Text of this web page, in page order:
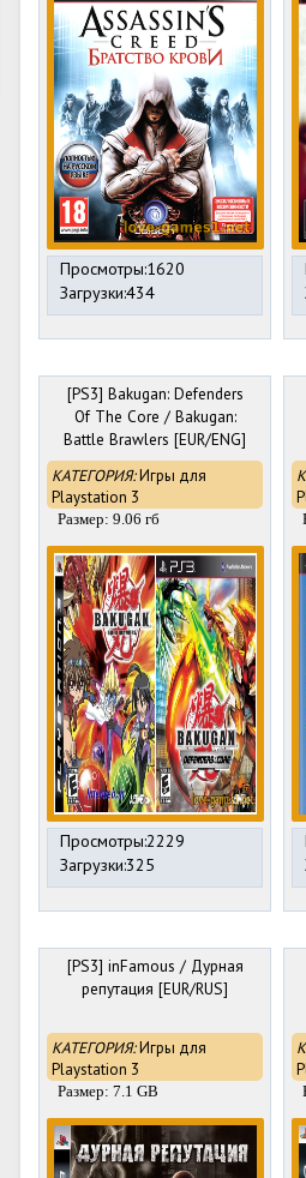
Просмотры:1620
Загрузки:434
[PS3] Bakugan: Defenders
Of The Core / Bakugan:
Battle Brawlers [EUR/ENG]
КАТЕГОРИЯ:Игры для
Playstation 3
Размер: 9.06 гб
Просмотры:2229
Загрузки:325
[PS3] inFamous / Дурная
репутация [EUR/RUS]
КАТЕГОРИЯ:Игры для
Playstation 3
Размер: 7.1 GB